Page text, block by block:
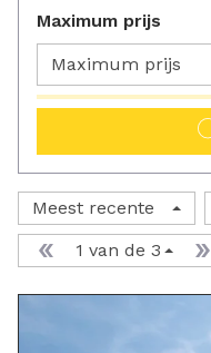
Maximum prijs
Maximum prijs
Meest recente
1 van de 3